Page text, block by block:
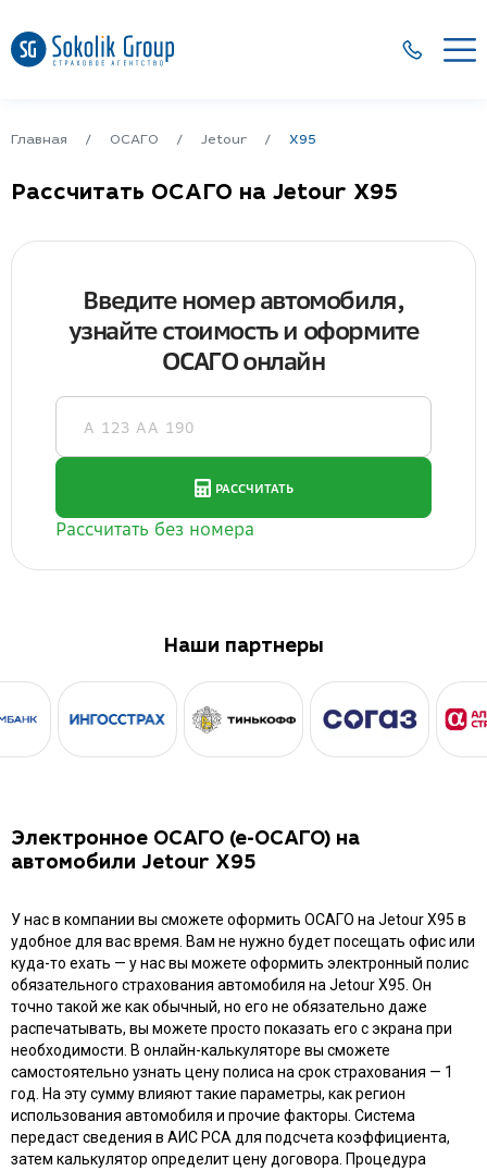
Главная ОСАГО Jetour X95
Рассчитать ОСАГО на Jetour X95
Наши партнеры
Электронное ОСАГО (е-ОСАГО) на
автомобили Jetour X95
У нас в компании вы сможете оформить ОСАГО на Jetour X95 в
удобное для вас время. Вам не нужно будет посещать офис или
куда-то ехать — у нас вы можете оформить электронный полис
обязательного страхования автомобиля на Jetour X95. Он
точно такой же как обычный, но его не обязательно даже
распечатывать, вы можете просто показать его с экрана при
необходимости. В онлайн-калькуляторе вы сможете
самостоятельно узнать цену полиса на срок страхования — 1
год. На эту сумму влияют такие параметры, как регион
использования автомобиля и прочие факторы. Система
передаст сведения в АИС РСА для подсчета коэффициента,
затем калькулятор определит цену договора. Процедура